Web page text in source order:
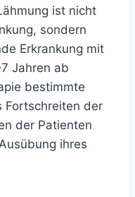
ist nicht
sondern
Erkrankung mit
Jahren ab
bestimmte
Fortschreiten der
der Patienten
ihres